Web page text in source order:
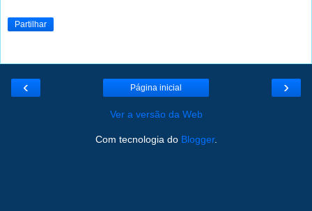
Partilhar
‹ ›
Página inicial
Ver a versão da Web
Com tecnologia do Blogger.